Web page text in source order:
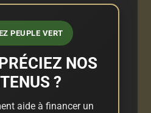
PEUPLE VERT
NOS
?
aide à financer un